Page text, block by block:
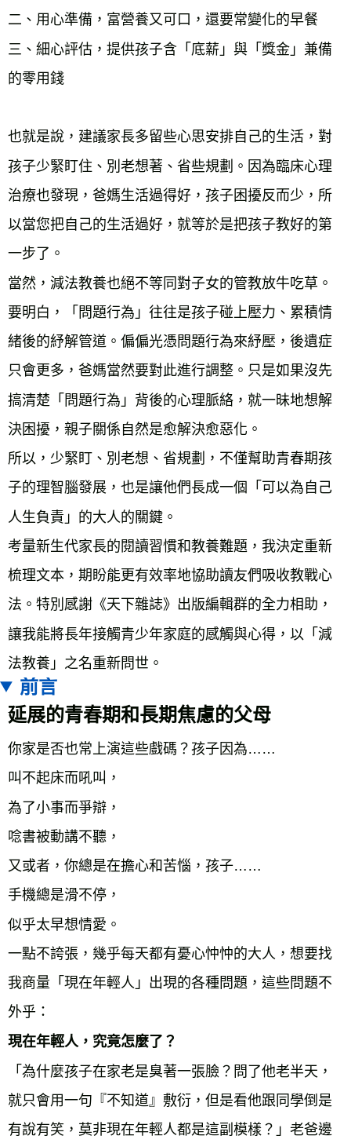
二、用心準備，富營養又可口，還要常變化的早餐
三、細心評估，提供孩子含「底薪」與「獎金」兼備
的零用錢
也就是說，建議家長多留些心思安排自己的生活，對
孩子少緊盯住、別老想著、省些規劃。因為臨床心理
治療也發現，爸媽生活過得好，孩子困擾反而少，所
以當您把自己的生活過好，就等於是把孩子教好的第
一步了。
當然，減法教養也絕不等同對子女的管教放牛吃草。
要明白，「問題行為」往往是孩子碰上壓力、累積情
緒後的紓解管道。偏偏光憑問題行為來紓壓，後遺症
只會更多，爸媽當然要對此進行調整。只是如果沒先
搞清楚「問題行為」背後的心理脈絡，就一昧地想解
決困擾，親子關係自然是愈解決愈惡化。
所以，少緊盯、別老想、省規劃，不僅幫助青春期孩
子的理智腦發展，也是讓他們長成一個「可以為自己
人生負責」的大人的關鍵。
考量新生代家長的閱讀習慣和教養難題，我決定重新
梳理文本，期盼能更有效率地協助讀友們吸收教戰心
法。特別感謝《天下雜誌》出版編輯群的全力相助，
讓我能將長年接觸青少年家庭的感觸與心得，以「減
法教養」之名重新問世。
前言
延展的青春期和長期焦慮的父母
你家是否也常上演這些戲碼？孩子因為……
叫不起床而吼叫，
為了小事而爭辯，
唸書被動講不聽，
又或者，你總是在擔心和苦惱，孩子……
手機總是滑不停，
似乎太早想情愛。
一點不誇張，幾乎每天都有憂心忡忡的大人，想要找
我商量「現在年輕人」出現的各種問題，這些問題不
外乎：
現在年輕人，究竟怎麼了？
「為什麼孩子在家老是臭著一張臉？問了他老半天，
就只會用一句『不知道』敷衍，但是看他跟同學倒是
有說有笑，莫非現在年輕人都是這副模樣？」老爸邊